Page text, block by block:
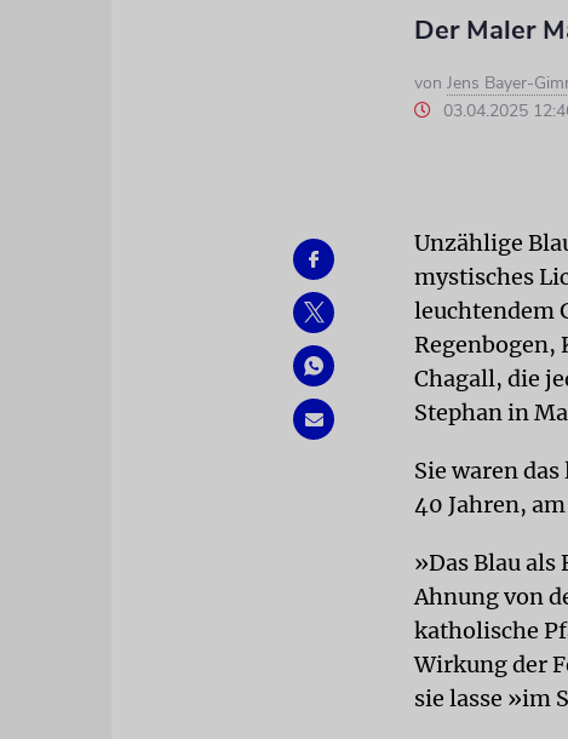
Der Maler
von Jens Bayer-
03.04.2025
Unzählige
mystisches
leuchtendem
Regenbogen,
Chagall, die
Stephan in
Sie waren
40 Jahren,
»Das Blau
Ahnung von
katholische
Wirkung der
sie lasse »im